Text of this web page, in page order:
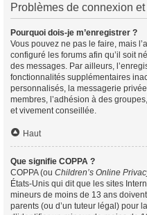
Problèmes de connexion et
Pourquoi dois-je m’enregistrer ?
Vous pouvez ne pas le faire, mais
configuré les forums afin qu’il soit
des messages. Par ailleurs,
fonctionnalités supplémentaires
personnalisés, la messagerie
membres, l’adhésion à des
et vivement conseillée.
Haut
Que signifie COPPA ?
COPPA (ou Children’s Online
États-Unis qui dit que les sites
mineurs de moins de 13 ans
parents (ou d’un tuteur légal) pour